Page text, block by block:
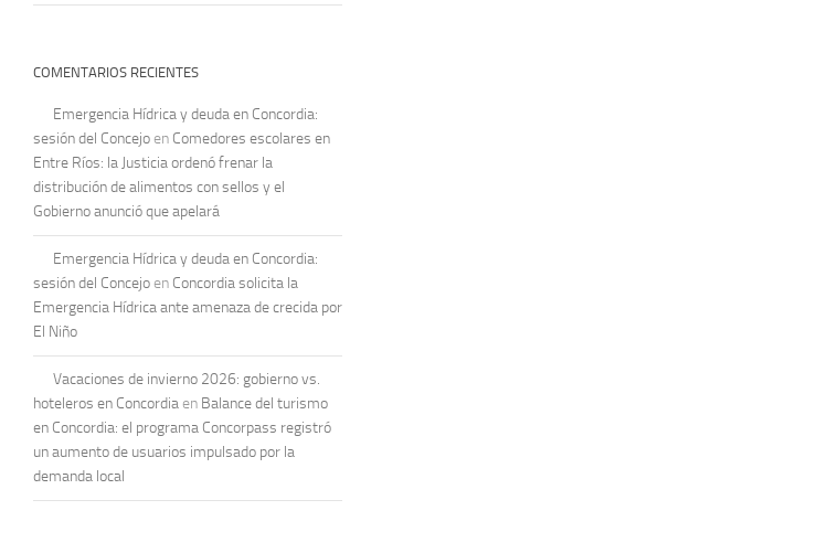
COMENTARIOS RECIENTES
Emergencia Hídrica y deuda en Concordia:
sesión del Concejo en Comedores escolares en
Entre Ríos: la Justicia ordenó frenar la
distribución de alimentos con sellos y el
Gobierno anunció que apelará
Emergencia Hídrica y deuda en Concordia:
sesión del Concejo en Concordia solicita la
Emergencia Hídrica ante amenaza de crecida por
El Niño
Vacaciones de invierno 2026: gobierno vs.
hoteleros en Concordia en Balance del turismo
en Concordia: el programa Concorpass registró
un aumento de usuarios impulsado por la
demanda local